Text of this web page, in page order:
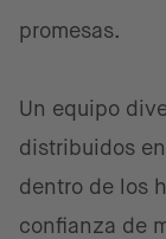
promesas.
Un equipo
distribuidos
dentro de los
confianza de